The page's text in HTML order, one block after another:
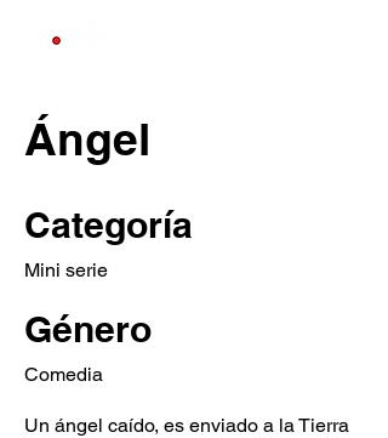
Ángel
Categoría
Mini serie
Género
Comedia
Un ángel caído, es enviado a la Tierra